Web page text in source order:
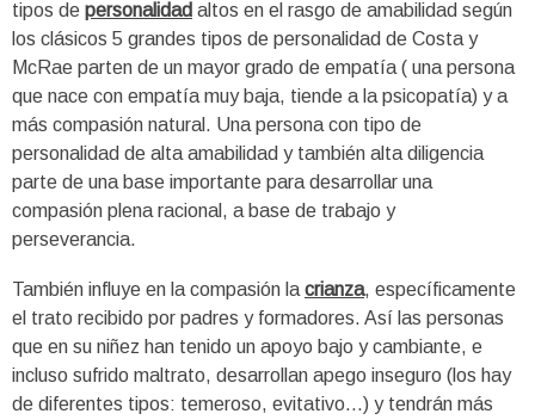
tipos de personalidad altos en el rasgo de amabilidad según
los clásicos 5 grandes tipos de personalidad de Costa y
McRae parten de un mayor grado de empatía ( una persona
que nace con empatía muy baja, tiende a la psicopatía) y a
más compasión natural. Una persona con tipo de
personalidad de alta amabilidad y también alta diligencia
parte de una base importante para desarrollar una
compasión plena racional, a base de trabajo y
perseverancia.
También influye en la compasión la crianza, específicamente
el trato recibido por padres y formadores. Así las personas
que en su niñez han tenido un apoyo bajo y cambiante, e
incluso sufrido maltrato, desarrollan apego inseguro (los hay
de diferentes tipos: temeroso, evitativo…) y tendrán más